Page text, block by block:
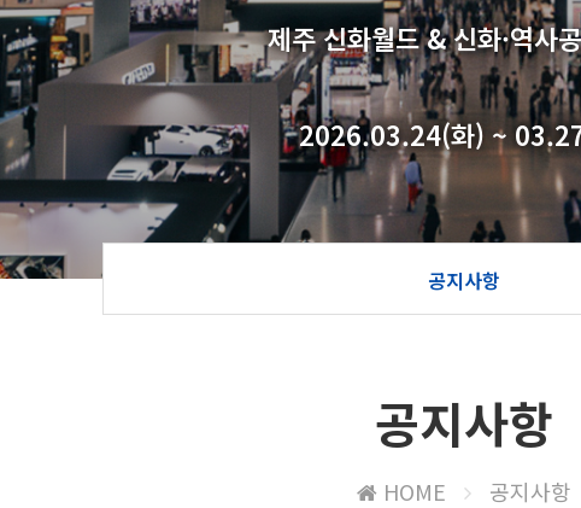
제주 신화월드 & 신화·역사
2026.03.24(화) ~
공지사항
공지사항
HOME 공지사항